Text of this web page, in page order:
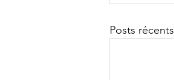
Posts récents